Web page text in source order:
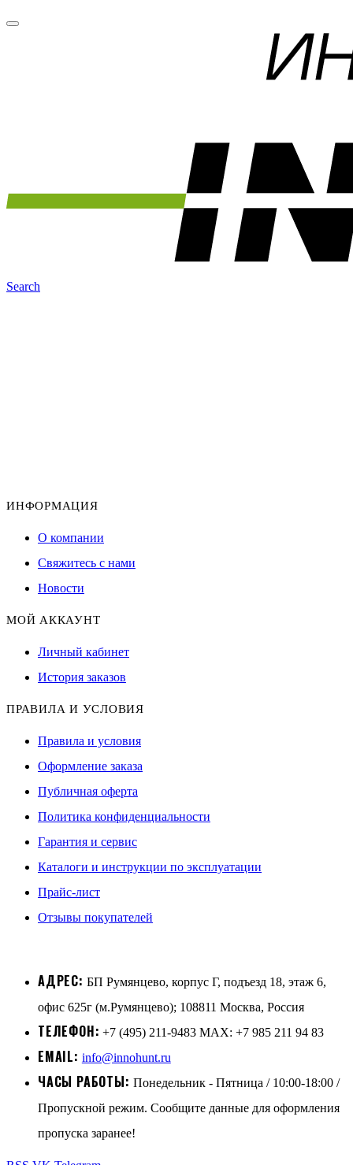
Search
ИНФОРМАЦИЯ
О компании
Свяжитесь с нами
Новости
МОЙ АККАУНТ
Личный кабинет
История заказов
ПРАВИЛА И УСЛОВИЯ
Правила и условия
Оформление заказа
Публичная оферта
Политика конфиденциальности
Гарантия и сервис
Каталоги и инструкции по эксплуатации
Прайс-лист
Отзывы покупателей
АДРЕС: БП Румянцево, корпус Г, подъезд 18, этаж 6,
офис 625г (м.Румянцево); 108811 Москва, Россия
ТЕЛЕФОН: +7 (495) 211-9483 MAX: +7 985 211 94 83
EMAIL: info@innohunt.ru
ЧАСЫ РАБОТЫ: Понедельник - Пятница / 10:00-18:00 /
Пропускной режим. Сообщите данные для оформления
пропуска заранее!